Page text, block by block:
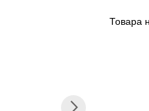
Товара